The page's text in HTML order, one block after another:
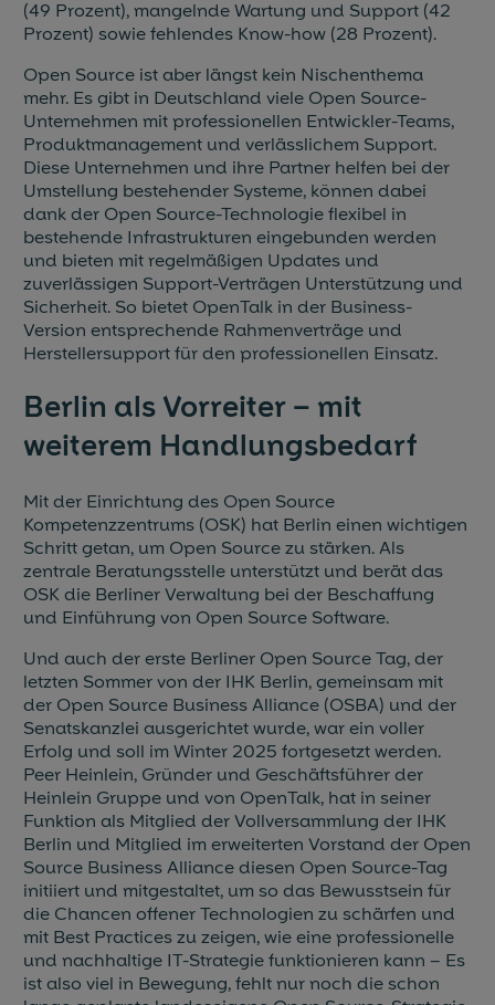
(49 Prozent), mangelnde Wartung und Support (42
Prozent) sowie fehlendes Know-how (28 Prozent).
Open Source ist aber längst kein Nischenthema
mehr. Es gibt in Deutschland viele Open Source-
Unternehmen mit professionellen Entwickler-Teams,
Produktmanagement und verlässlichem Support.
Diese Unternehmen und ihre Partner helfen bei der
Umstellung bestehender Systeme, können dabei
dank der Open Source-Technologie flexibel in
bestehende Infrastrukturen eingebunden werden
und bieten mit regelmäßigen Updates und
zuverlässigen Support-Verträgen Unterstützung und
Sicherheit. So bietet OpenTalk in der Business-
Version entsprechende Rahmenverträge und
Herstellersupport für den professionellen Einsatz.
Berlin als Vorreiter – mit
weiterem Handlungsbedarf
Mit der Einrichtung des Open Source
Kompetenzzentrums (OSK) hat Berlin einen wichtigen
Schritt getan, um Open Source zu stärken. Als
zentrale Beratungsstelle unterstützt und berät das
OSK die Berliner Verwaltung bei der Beschaffung
und Einführung von Open Source Software.
Und auch der erste Berliner Open Source Tag, der
letzten Sommer von der IHK Berlin, gemeinsam mit
der Open Source Business Alliance (OSBA) und der
Senatskanzlei ausgerichtet wurde, war ein voller
Erfolg und soll im Winter 2025 fortgesetzt werden.
Peer Heinlein, Gründer und Geschäftsführer der
Heinlein Gruppe und von OpenTalk, hat in seiner
Funktion als Mitglied der Vollversammlung der IHK
Berlin und Mitglied im erweiterten Vorstand der Open
Source Business Alliance diesen Open Source-Tag
initiiert und mitgestaltet, um so das Bewusstsein für
die Chancen offener Technologien zu schärfen und
mit Best Practices zu zeigen, wie eine professionelle
und nachhaltige IT-Strategie funktionieren kann – Es
ist also viel in Bewegung, fehlt nur noch die schon